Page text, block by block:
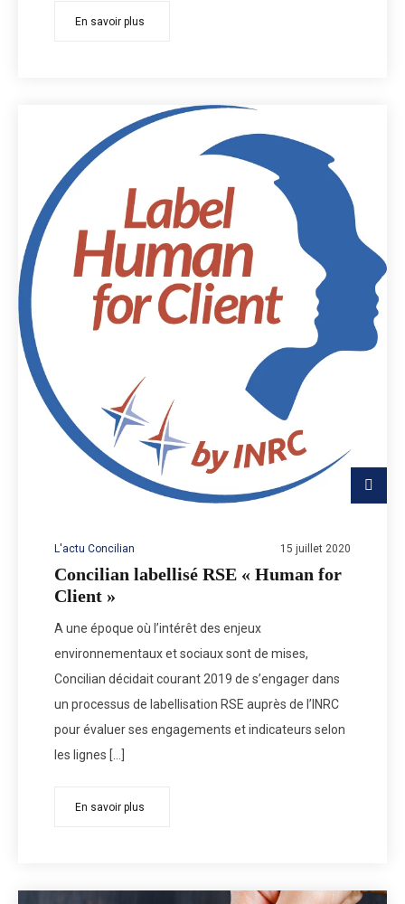
En savoir plus
L'actu Concilian 15 juillet 2020
Concilian labellisé RSE « Human for
Client »
A une époque où l’intérêt des enjeux
environnementaux et sociaux sont de mises,
Concilian décidait courant 2019 de s’engager dans
un processus de labellisation RSE auprès de l’INRC
pour évaluer ses engagements et indicateurs selon
les lignes […]
En savoir plus